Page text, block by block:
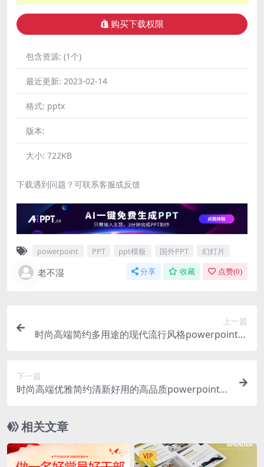
购买下载权限
包含资源: (1个)
最近更新: 2023-02-14
格式: pptx
版本:
大小: 722KB
下载遇到问题？可联系客服或反馈
powerpoint PPT ppt模板 国外PPT 幻灯片
老不湿 分享 收藏 点赞(0)
上一篇
时尚高端简约多用途的现代流行风格powerpoint提
下一篇
时尚高端优雅简约清新好用的高品质powerpoint幻
相关文章
VIP